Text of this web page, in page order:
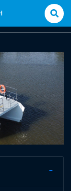
Tàu Hoa Tiêu